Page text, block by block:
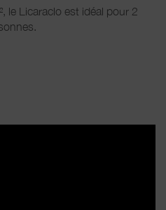
le Licaraclo est idéal pour 2